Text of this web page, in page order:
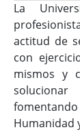
La
actitud de
con
mismos y
Humanidad